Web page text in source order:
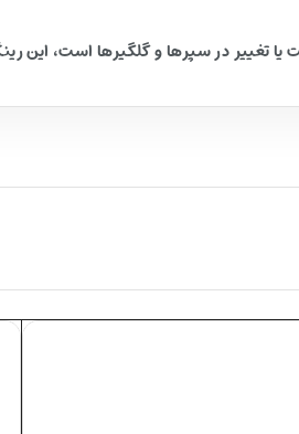
تغییر در سپرها و گلگیرها است، این